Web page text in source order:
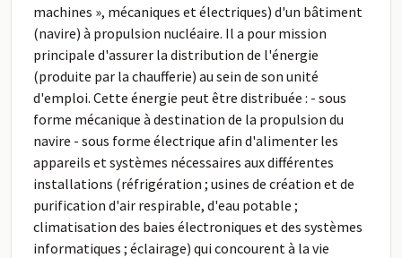
machines », mécaniques et électriques) d'un bâtiment
(navire) à propulsion nucléaire. Il a pour mission
principale d'assurer la distribution de l'énergie
(produite par la chaufferie) au sein de son unité
d'emploi. Cette énergie peut être distribuée : - sous
forme mécanique à destination de la propulsion du
navire - sous forme électrique afin d'alimenter les
appareils et systèmes nécessaires aux différentes
installations (réfrigération ; usines de création et de
purification d'air respirable, d'eau potable ;
climatisation des baies électroniques et des systèmes
informatiques ; éclairage) qui concourent à la vie